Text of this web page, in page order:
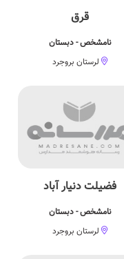
قرق
نامشخص - دبستان
لرستان بروجرد
فضیلت دنیار آباد
نامشخص - دبستان
لرستان بروجرد